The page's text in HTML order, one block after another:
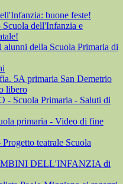
buone feste!
dell'Infanzia e
alunni della Scuola Primaria di
5A primaria San Demetrio
libero
- Scuola Primaria - Saluti di
primaria - Video di fine
teatrale Scuola
DELL'INFANZIA di